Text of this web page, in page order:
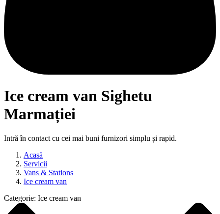
Ice cream van Sighetu
Marmației
Intră în contact cu cei mai buni furnizori simplu și rapid.
Acasă
Servicii
Vans & Stations
Ice cream van
Categorie: Ice cream van